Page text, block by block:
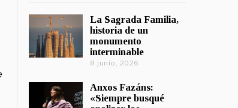
La Sagrada Familia,
historia de un
monumento
interminable
8 junio, 2026
Anxos Fazáns:
«Siempre busqué